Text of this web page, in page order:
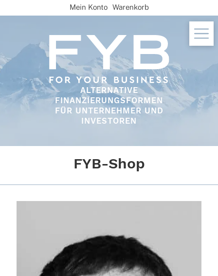
to
ALTERNATIVE
FINANZIERUNGSFORMEN
FÜR UNTERNEHMER UND
INVESTOREN
Mein Konto Warenkorb
FYB-Shop